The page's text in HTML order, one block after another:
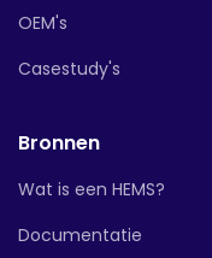
OEM's
Casestudy's
Bronnen
Wat is een HEMS?
Documentatie